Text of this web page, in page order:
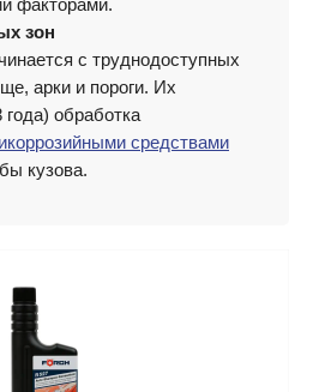
зон
с труднодоступных
арки и пороги. Их
года) обработка
средствами
кузова.